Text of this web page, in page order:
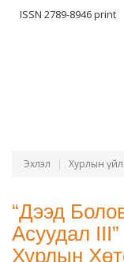
ISSN 2789-8946 print
Эхлэл Хурлын
“Дээд
Асуудал
Хурлын